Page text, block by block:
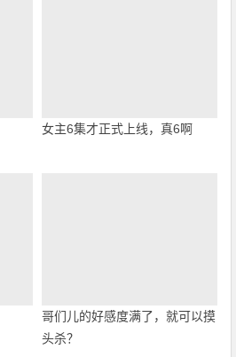
女主6集才正式上线，真6啊
哥们儿的好感度满了，就可以摸
头杀？